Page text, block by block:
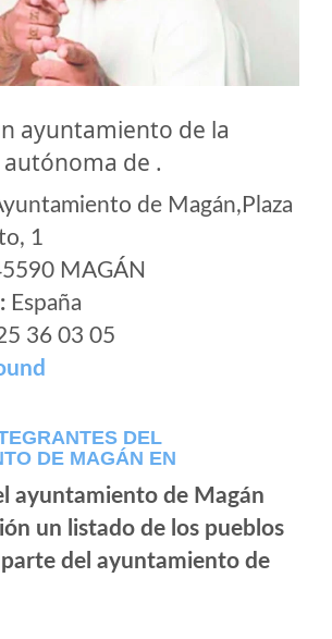
ayuntamiento de la
de .
de Magán,Plaza
1
MAGÁN
España
36 03 05
DEL
DE MAGÁN EN
un listado de los pueblos
del ayuntamiento de